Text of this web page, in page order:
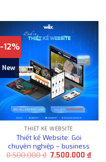
-12%
New
THIẾT KẾ WEBSITE
Thiết kế Website: Gói
chuyên nghiệp – business
8.500.000₫ Giá
7.500.000₫Giá